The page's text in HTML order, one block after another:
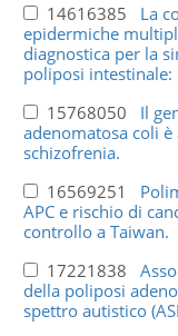
14616385 La
epidermiche
diagnostica per la
poliposi
15768050 Il
adenomatosa coli
schizofrenia.
16569251
APC e rischio di
controllo a Taiwan.
17221838
della poliposi
spettro autistico